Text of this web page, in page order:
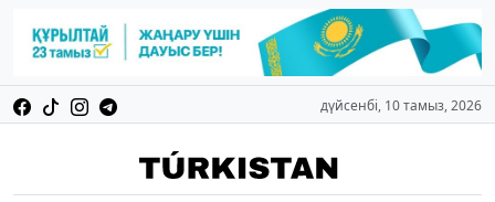
дүйсенбі, 10 тамыз, 2026